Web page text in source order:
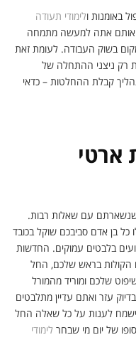
באומנות ולימודי תעודה
אותם אתה למעשה מתמחה
בשוק העבודה. לעומת זאת
רק ניצני ההתחלה של
קבלת ההחלטות – כדאי
ארטי
עם שאלות רבות.
כל בן אדם סביבכם שוקל בכובד
בלבטים עמוקים. החדשות
הקולות בראש שלכם, החל
שלכם ומוריד מהמורל
עזר ואתם עדיין מתלבטים
ישמח לענות על כל שאלה החל
של יום מי שבחר לימודי